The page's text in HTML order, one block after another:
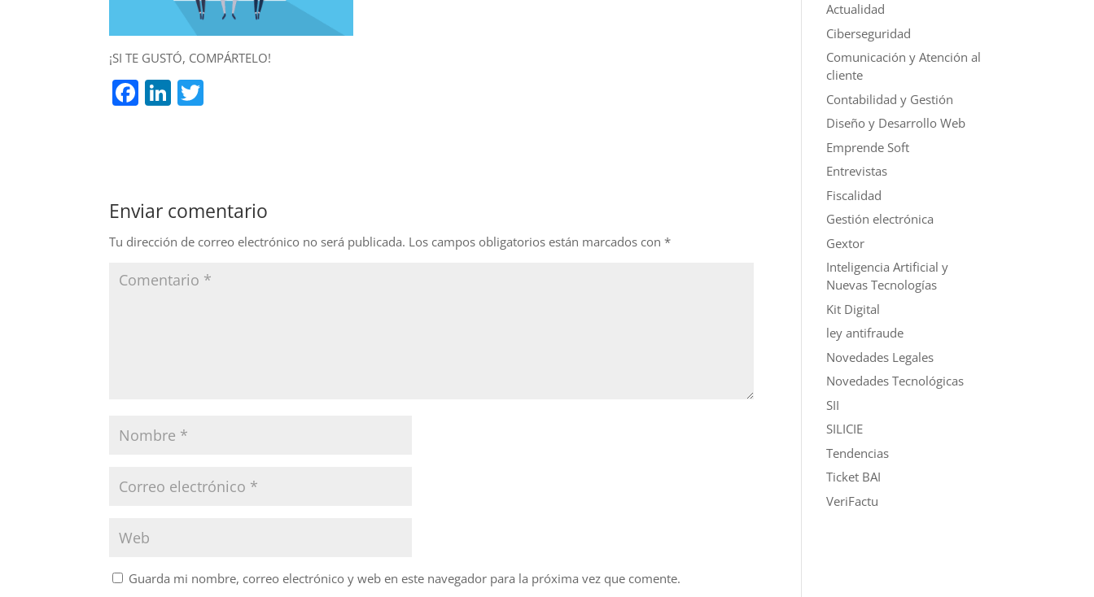
¡SI TE GUSTÓ, COMPÁRTELO!
F
b
o
o
k
Li
n
Enviar comentario
Tu dirección de correo electrónico no será publicada. Los campos obligatorios están marcados con*
Guarda mi nombre, correo electrónico y web en este navegador para la próxima vez que comente.
Actualidad
Ciberseguridad
Comunicación y Atención al
cliente
Contabilidad y Gestión
Diseño y Desarrollo Web
Emprende Soft
Entrevistas
Fiscalidad
Gestión electrónica
Gextor
Inteligencia Artificial y
Nuevas Tecnologías
Kit Digital
ley antifraude
Novedades Legales
Novedades Tecnológicas
SII
SILICIE
Tendencias
Ticket BAI
VeriFactu